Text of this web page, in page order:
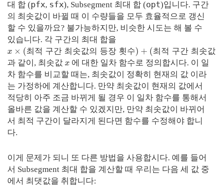
대 합 (pfx, sfx), Subsegment 최대 합 (opt)입니다. 구간
의 최솟값이 바뀔 때 이 수량들을 모두 효율적으로 갱신
할 수 있을까요? 불가능하지만, 비슷한 시도는 해 볼 수
있습니다. 각 구간의 최대 합을
x × (최 적 구간 최 솟값의 등장 횟수) + (최 적 구간 최 솟값
과 같이, 최솟값 x 에 대한 일차 함수로 정의합시다. 이 일
차 함수를 비교할 때는, 최솟값이 정확히 현재의 값 이라
는 가정하에 계산합니다. 만약 최솟값이 현재의 값에서
적당히 아주 조금 바뀌게 될 경우 이 일차 함수를 통해서
올바른 값을 계산할 수 있겠지만, 만약 최솟값이 바뀌어
서 최적 구간이 달라지게 된다면 함수를 수정해야 합니
다.
이게 문제가 되니 또 다른 방법을 사용합시다. 예를 들어
서 Subsegment 최대 합을 계산할 때 우리는 다음 세 값 중
에서 최댓값을 취합니다: